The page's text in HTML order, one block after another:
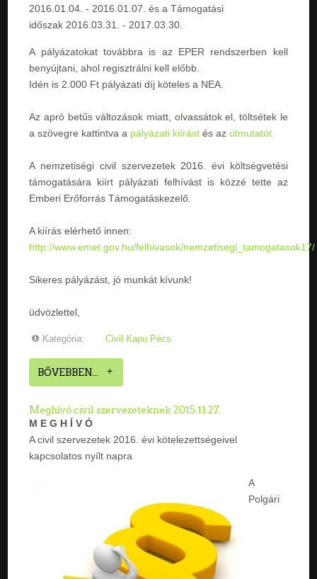
2016.01.04. - 2016.01.07 . és a Támogatási
időszak 2016.03.31. - 2017.03.30
A pályázatokat továbbra is az EPER rendszerben kell
benyújtani, ahol regisztrálni kell előbb.
Idén is 2.000 Ft pályázati díj köteles a NEA.
Az apró betűs változások miatt, olvassátok el, töltsétek le
a szövegre kattintva a pályázati kiírást és az útmutatót.
A nemzetiségi civil szervezetek 2016. évi költségvetési
támogatására kiírt pályázati felhívást is közzé tette az
Emberi Erőforrás Támogatáskezelő.
A kiírás elérhető innen:
http://www.emet.gov.hu/felhivasok/nemzetisegi_tamogatasok17/
Sikeres pályázást, jó munkát kívunk!
üdvözlettel,
Kategória: Civil Kapu Pécs
BŐVEBBEN...
Meghívó civil szervezeteknek 2015.11.27.
M E G H Í V Ó
A civil szervezetek 2016. évi kötelezettségeivel
kapcsolatos nyílt napra
A
Polgári